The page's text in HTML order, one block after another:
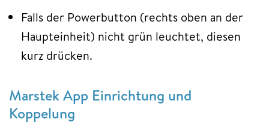
Falls der Powerbutton (rechts oben an der
Haupteinheit) nicht grün leuchtet, diesen
kurz drücken.
Marstek App Einrichtung und
Koppelung